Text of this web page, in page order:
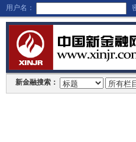
用户名：
新金融搜索：